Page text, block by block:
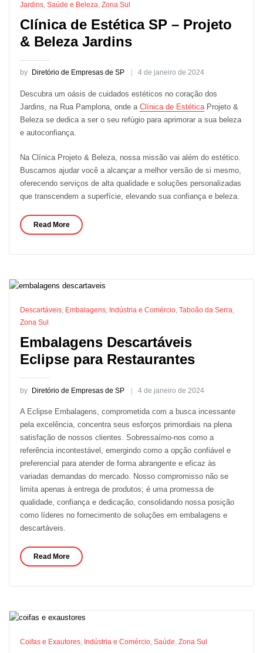
Jardins, Saúde e Beleza, Zona Sul
Clínica de Estética SP – Projeto
& Beleza Jardins
by Diretório de Empresas de SP 4 de janeiro de 2024
Descubra um oásis de cuidados estéticos no coração dos
Jardins, na Rua Pamplona, onde a Clínica de EstéticaProjeto &
Beleza se dedica a ser o seu refúgio para aprimorar a sua beleza
e autoconfiança.
Na Clínica Projeto & Beleza, nossa missão vai além do estético.
Buscamos ajudar você a alcançar a melhor versão de si mesmo,
oferecendo serviços de alta qualidade e soluções personalizadas
que transcendem a superfície, elevando sua confiança e beleza.
Read More
Descartáveis, Embalagens, Indústria e Comércio, Taboão da Serra,
Zona Sul
Embalagens Descartáveis
Eclipse para Restaurantes
by Diretório de Empresas de SP 4 de janeiro de 2024
A Eclipse Embalagens, comprometida com a busca incessante
pela excelência, concentra seus esforços primordiais na plena
satisfação de nossos clientes. Sobressaímo-nos como a
referência incontestável, emergindo como a opção confiável e
preferencial para atender de forma abrangente e eficaz às
variadas demandas do mercado. Nosso compromisso não se
limita apenas à entrega de produtos; é uma promessa de
qualidade, confiança e dedicação, consolidando nossa posição
como líderes no fornecimento de soluções em embalagens e
descartáveis.
Read More
Coifas e Exautores, Indústria e Comércio, Saúde, Zona Sul